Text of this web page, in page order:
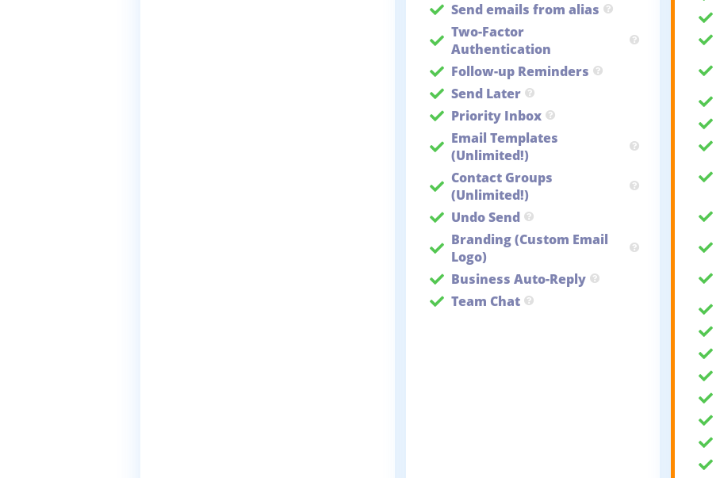
Send emails from alias
Two-Factor
Authentication
Follow-up Reminders
Send Later
Priority Inbox
Email Templates
(Unlimited!)
Contact Groups
(Unlimited!)
Undo Send
Branding (Custom Email
Logo)
Business Auto-Reply
Team Chat